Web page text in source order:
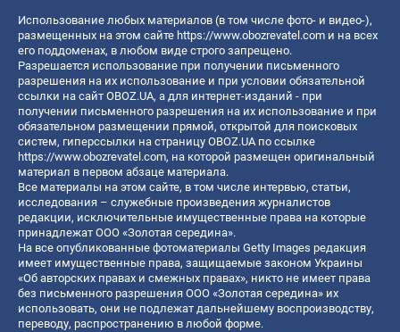
Использование любых материалов (в том числе фото- и видео-),
размещенных на этом сайте https://www.obozrevatel.com и на всех
его поддоменах, в любом виде строго запрещено.
Разрешается использование при получении письменного
разрешения на их использование и при условии обязательной
ссылки на сайт OBOZ.UA, а для интернет-изданий - при
получении письменного разрешения на их использование и при
обязательном размещении прямой, открытой для поисковых
систем, гиперссылки на страницу OBOZ.UA по ссылке
https://www.obozrevatel.com, на которой размещен оригинальный
материал в первом абзаце материала.
Все материалы на этом сайте, в том числе интервью, статьи,
исследования – служебные произведения журналистов
редакции, исключительные имущественные права на которые
принадлежат ООО «Золотая середина».
На все опубликованные фотоматериалы Getty Images редакция
имеет имущественные права, защищаемые законом Украины
«Об авторских правах и смежных правах», никто не имеет права
без письменного разрешения ООО «Золотая середина» их
использовать, они не подлежат дальнейшему воспроизводству,
переводу, распространению в любой форме.